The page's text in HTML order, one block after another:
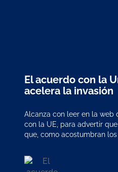
El acuerdo con la
acelera la invasión
Alcanza con leer en la web
con la UE, para advertir
que, como acostumbran los